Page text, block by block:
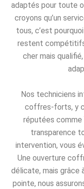
adaptés pour toute
croyons qu’un
tous, c’est
restent
cher mais
Nos techniciens
coffres-forts, y
réputées comme
transparence
intervention, vous
Une ouverture
délicate, mais grâce
pointe, nous